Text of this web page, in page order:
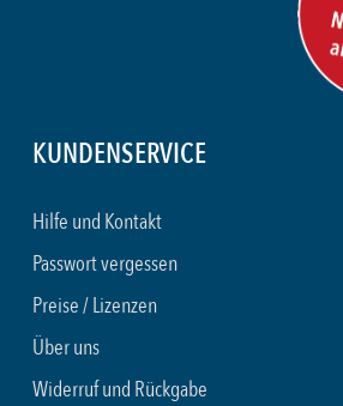
KUNDENSERVICE
Hilfe und Kontakt
Passwort vergessen
Preise / Lizenzen
Über uns
Widerruf und Rückgabe